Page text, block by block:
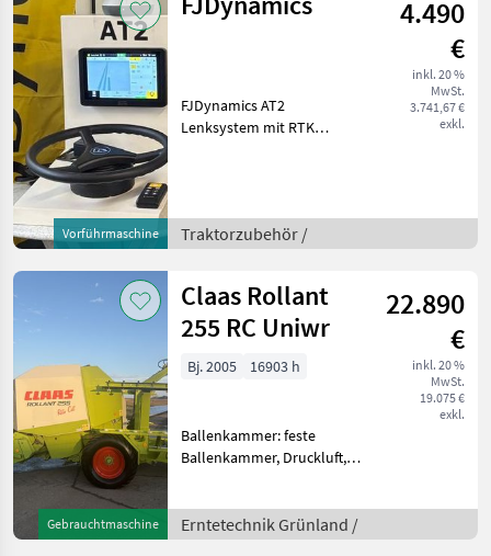
Vorführmaschine
4.490
€
inkl. 20 %
MwSt.
3.741,67 €
exkl.
FJDynamics AT2
Lenksystem mit RTK
- Lenkwinkelsensor -
Antenne (GNSS) -
Traktorzubehör /
Gebrauchtmaschine
Claas Rollant
255 RC Uniwr
22.890
€
inkl. 20 %
MwSt.
19.075 €
exkl.
Bj. 2005 16903 h
Ballenkammer: feste
Ballenkammer, Druckluft,
Press-Wickel Kombination,
Baujahr 2005, 16903 Ballen,
Erntetechnik Grünland /